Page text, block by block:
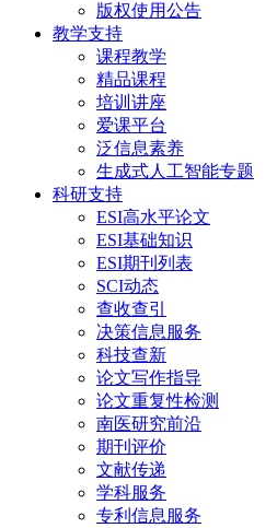
版权使用公告
教学支持
课程教学
精品课程
培训讲座
爱课平台
泛信息素养
生成式人工智能专题
科研支持
ESI高水平论文
ESI基础知识
ESI期刊列表
SCI动态
查收查引
决策信息服务
科技查新
论文写作指导
论文重复性检测
南医研究前沿
期刊评价
文献传递
学科服务
专利信息服务